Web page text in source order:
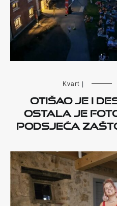
Kvart
Otišao je i
ostala je
podsjeća